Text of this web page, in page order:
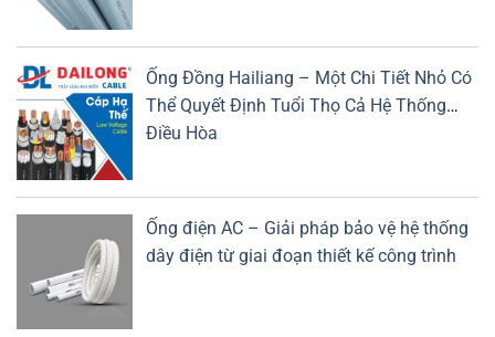
Ống Đồng Hailiang – Một Chi Tiết Nhỏ Có
Thể Quyết Định Tuổi Thọ Cả Hệ Thống
Điều Hòa
Ống điện AC – Giải pháp bảo vệ hệ thống
dây điện từ giai đoạn thiết kế công trình